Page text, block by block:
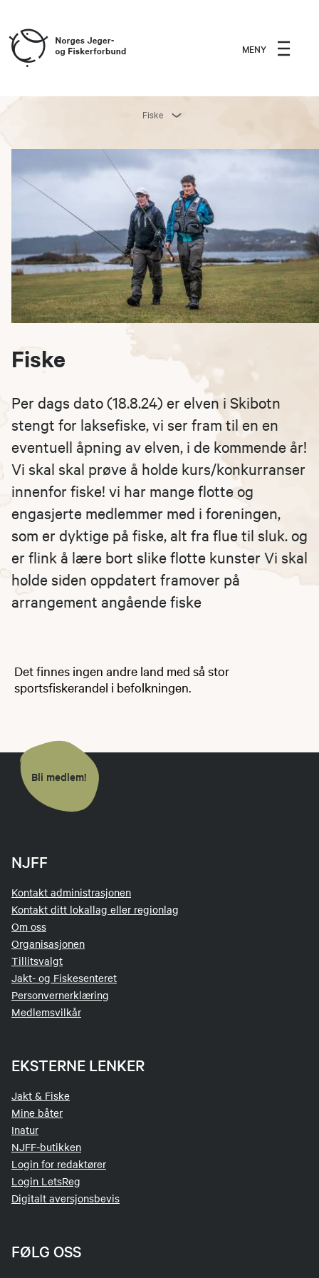
MENY
Fiske
Fiske
Per dags dato (18.8.24) er elven i Skibotn
stengt for laksefiske, vi ser fram til en en
eventuell åpning av elven, i de kommende år!
Vi skal skal prøve å holde kurs/konkurranser
innenfor fiske! vi har mange flotte og
engasjerte medlemmer med i foreningen,
som er dyktige på fiske, alt fra flue til sluk. og
er flink å lære bort slike flotte kunster Vi skal
holde siden oppdatert framover på
arrangement angående fiske
Det finnes ingen andre land med så stor
sportsfiskerandel i befolkningen.
Bli medlem!
NJFF
Kontakt administrasjonen
Kontakt ditt lokallag eller regionlag
Om oss
Organisasjonen
Tillitsvalgt
Jakt- og Fiskesenteret
Personvernerklæring
Medlemsvilkår
EKSTERNE LENKER
Jakt & Fiske
Mine båter
Inatur
NJFF-butikken
Login for redaktører
Login LetsReg
Digitalt aversjonsbevis
FØLG OSS